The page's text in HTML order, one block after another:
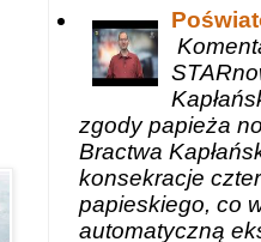
zgody papieża
Bractwa
konsekracje
papieskiego, co
automatyczną